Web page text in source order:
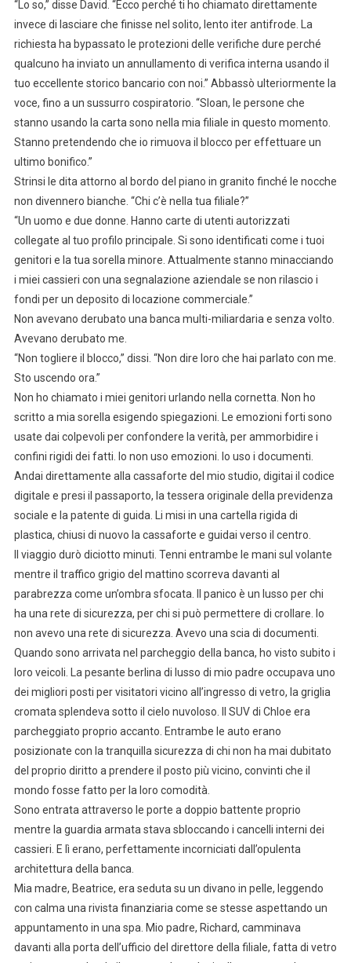
“Lo so,” disse David. “Ecco perché ti ho chiamato direttamente
invece di lasciare che finisse nel solito, lento iter antifrode. La
richiesta ha bypassato le protezioni delle verifiche dure perché
qualcuno ha inviato un annullamento di verifica interna usando il
tuo eccellente storico bancario con noi.” Abbassò ulteriormente la
voce, fino a un sussurro cospiratorio. “Sloan, le persone che
stanno usando la carta sono nella mia filiale in questo momento.
Stanno pretendendo che io rimuova il blocco per effettuare un
ultimo bonifico.”
Strinsi le dita attorno al bordo del piano in granito finché le nocche
non divennero bianche. “Chi c’è nella tua filiale?”
“Un uomo e due donne. Hanno carte di utenti autorizzati
collegate al tuo profilo principale. Si sono identificati come i tuoi
genitori e la tua sorella minore. Attualmente stanno minacciando
i miei cassieri con una segnalazione aziendale se non rilascio i
fondi per un deposito di locazione commerciale.”
Non avevano derubato una banca multi-miliardaria e senza volto.
Avevano derubato me.
“Non togliere il blocco,” dissi. “Non dire loro che hai parlato con me.
Sto uscendo ora.”
Non ho chiamato i miei genitori urlando nella cornetta. Non ho
scritto a mia sorella esigendo spiegazioni. Le emozioni forti sono
usate dai colpevoli per confondere la verità, per ammorbidire i
confini rigidi dei fatti. Io non uso emozioni. Io uso i documenti.
Andai direttamente alla cassaforte del mio studio, digitai il codice
digitale e presi il passaporto, la tessera originale della previdenza
sociale e la patente di guida. Li misi in una cartella rigida di
plastica, chiusi di nuovo la cassaforte e guidai verso il centro.
Il viaggio durò diciotto minuti. Tenni entrambe le mani sul volante
mentre il traffico grigio del mattino scorreva davanti al
parabrezza come un’ombra sfocata. Il panico è un lusso per chi
ha una rete di sicurezza, per chi si può permettere di crollare. Io
non avevo una rete di sicurezza. Avevo una scia di documenti.
Quando sono arrivata nel parcheggio della banca, ho visto subito i
loro veicoli. La pesante berlina di lusso di mio padre occupava uno
dei migliori posti per visitatori vicino all’ingresso di vetro, la griglia
cromata splendeva sotto il cielo nuvoloso. Il SUV di Chloe era
parcheggiato proprio accanto. Entrambe le auto erano
posizionate con la tranquilla sicurezza di chi non ha mai dubitato
del proprio diritto a prendere il posto più vicino, convinti che il
mondo fosse fatto per la loro comodità.
Sono entrata attraverso le porte a doppio battente proprio
mentre la guardia armata stava sbloccando i cancelli interni dei
cassieri. E lì erano, perfettamente incorniciati dall’opulenta
architettura della banca.
Mia madre, Beatrice, era seduta su un divano in pelle, leggendo
con calma una rivista finanziaria come se stesse aspettando un
appuntamento in una spa. Mio padre, Richard, camminava
davanti alla porta dell’ufficio del direttore della filiale, fatta di vetro